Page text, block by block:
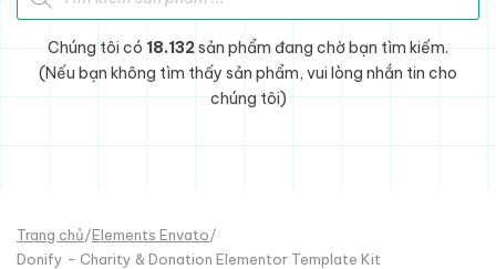
Chúng tôi có 18.132sản phẩm đang chờ bạn tìm kiếm.
(Nếu bạn không tìm thấy sản phẩm, vui lòng nhắn tin cho
chúng tôi)
Trang chủ/Elements Envato/
Donify - Charity & Donation Elementor Template Kit